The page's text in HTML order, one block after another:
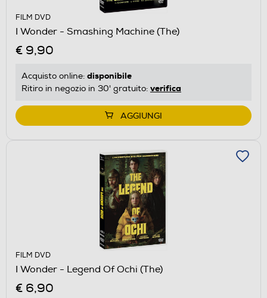
FILM DVD
I Wonder - Smashing Machine (The)
€ 9,90
Acquisto online: disponibile
Ritiro in negozio in 30' gratuito: verifica
AGGIUNGI
FILM DVD
I Wonder - Legend Of Ochi (The)
€ 6,90